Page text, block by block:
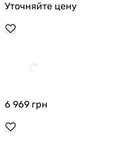
Уточняйте цену
6 969 грн